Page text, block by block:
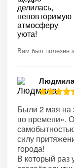
Вам был полезен
Людмила
Были 2 мая на
во времени».
силу
города!
В который раз